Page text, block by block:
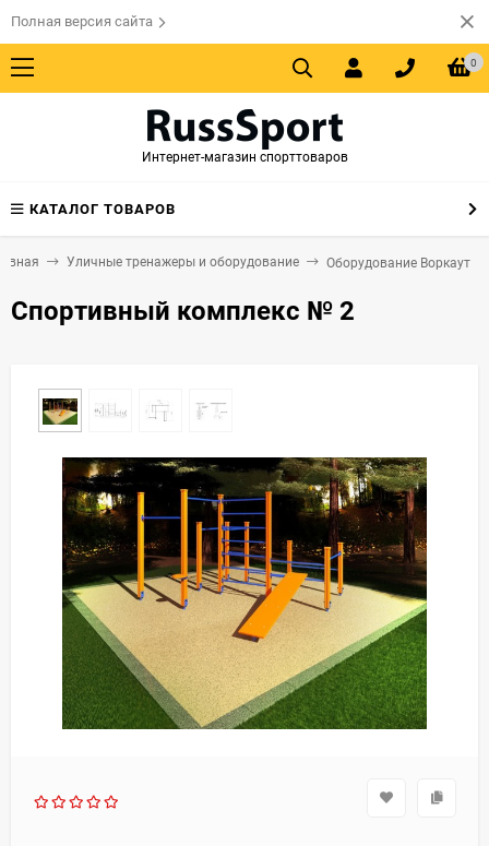
Полная версия сайта
0
Интернет-магазин спорттоваров
КАТАЛОГ ТОВАРОВ
Уличные тренажеры и оборудование Оборудование Воркаут
Спортивный комплекс № 2